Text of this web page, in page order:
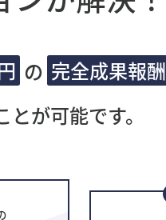
の 完全成果報酬
が可能です。